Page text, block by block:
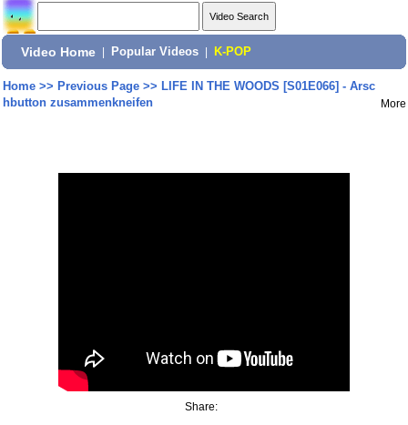
Video Home Popular Videos K-POP
Home>> Previous Page>> LIFE IN THE WOODS [S01E066] - Arsc
hbutton zusammenkneifen
More
Share: